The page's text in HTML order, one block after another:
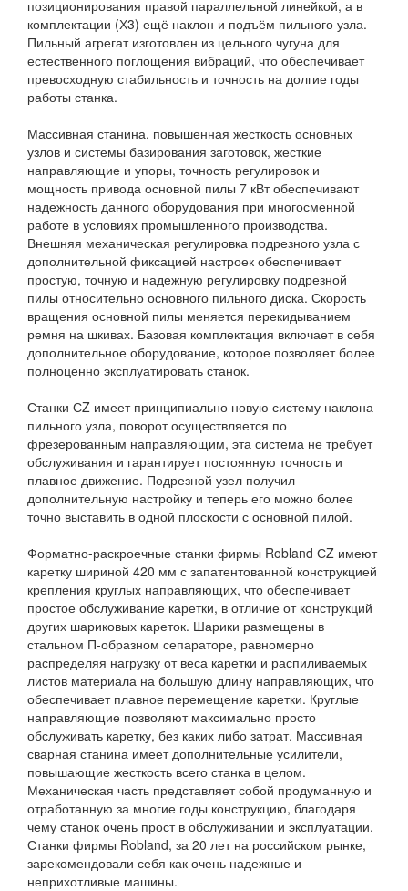
позиционирования правой параллельной линейкой, а в
комплектации (Х3) ещё наклон и подъём пильного узла.
Пильный агрегат изготовлен из цельного чугуна для
естественного поглощения вибраций, что обеспечивает
превосходную стабильность и точность на долгие годы
работы станка.
Массивная станина, повышенная жесткость основных
узлов и системы базирования заготовок, жесткие
направляющие и упоры, точность регулировок и
мощность привода основной пилы 7 кВт обеспечивают
надежность данного оборудования при многосменной
работе в условиях промышленного производства.
Внешняя механическая регулировка подрезного узла с
дополнительной фиксацией настроек обеспечивает
простую, точную и надежную регулировку подрезной
пилы относительно основного пильного диска. Скорость
вращения основной пилы меняется перекидыванием
ремня на шкивах. Базовая комплектация включает в себя
дополнительное оборудование, которое позволяет более
полноценно эксплуатировать станок.
Станки СZ имеет принципиально новую систему наклона
пильного узла, поворот осуществляется по
фрезерованным направляющим, эта система не требует
обслуживания и гарантирует постоянную точность и
плавное движение. Подрезной узел получил
дополнительную настройку и теперь его можно более
точно выставить в одной плоскости с основной пилой.
Форматно-раскроечные станки фирмы Robland СZ имеют
каретку шириной 420 мм с запатентованной конструкцией
крепления круглых направляющих, что обеспечивает
простое обслуживание каретки, в отличие от конструкций
других шариковых кареток. Шарики размещены в
стальном П-образном сепараторе, равномерно
распределяя нагрузку от веса каретки и распиливаемых
листов материала на большую длину направляющих, что
обеспечивает плавное перемещение каретки. Круглые
направляющие позволяют максимально просто
обслуживать каретку, без каких либо затрат. Массивная
сварная станина имеет дополнительные усилители,
повышающие жесткость всего станка в целом.
Механическая часть представляет собой продуманную и
отработанную за многие годы конструкцию, благодаря
чему станок очень прост в обслуживании и эксплуатации.
Станки фирмы Robland, за 20 лет на российском рынке,
зарекомендовали себя как очень надежные и
неприхотливые машины.